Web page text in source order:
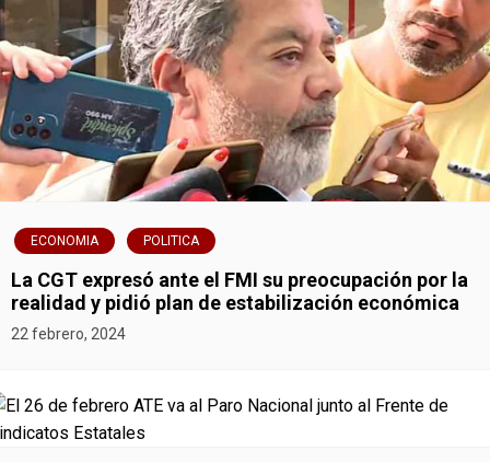
t
r
a
d
a
s ECONOMIA POLITICA
La CGT expresó ante el FMI su preocupación por la
realidad y pidió plan de estabilización económica
22 febrero, 2024